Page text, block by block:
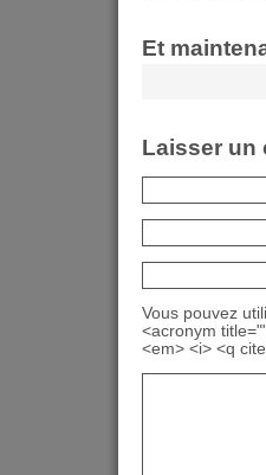
Et
Laisser un
Vous pouvez
<acronym
<em> <i> <q